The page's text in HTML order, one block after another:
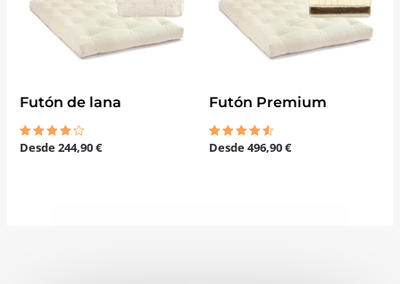
Futón de lana
Valorado
Desde244,90€
Futón Premium
Valorado
Desde496,90€